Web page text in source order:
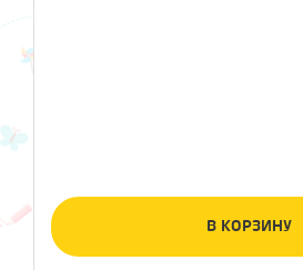
В КОРЗИНУ